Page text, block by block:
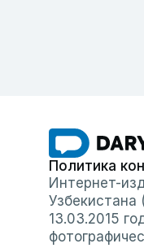
Политика
Интернет-
13.03.2015